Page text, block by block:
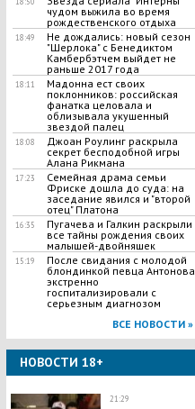
чудом выжила во время
рождественского отдыха
18:49
Не дождались: новый сезон
"Шерлока" с Бенедиктом
Камбербэтчем выйдет не
раньше 2017 года
18:11
Мадонна ест своих
поклонников: российская
фанатка целовала и
облизывала укушенный
звездой палец
18:08
Джоан Роулинг раскрыла
секрет бесподобной игры
Алана Рикмана
17:23
Семейная драма семьи
Фриске дошла до суда: на
заседание явился и "второй
отец" Платона
16:35
Пугачева и Галкин раскрыли
все тайны рождения своих
малышей-двойняшек
15:19
После свидания с молодой
блондинкой певца Антонова
экстренно
госпитализировали с
серьезным диагнозом
ВСЕ НОВОСТИ »
НОВОСТИ 18+
21:29